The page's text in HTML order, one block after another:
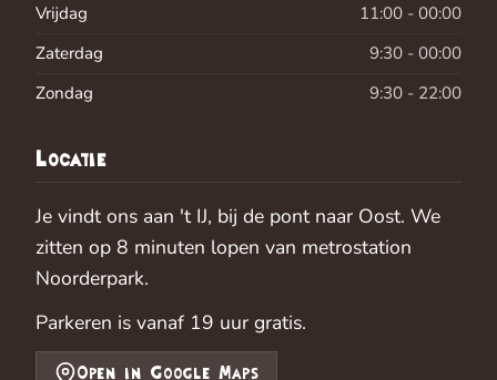
Vrijdag
11:00 - 00:00
Zaterdag
9:30 - 00:00
Zondag
9:30 - 22:00
Locatie
Je vindt ons aan 't IJ, bij de pont naar Oost. We
zitten op 8 minuten lopen van metrostation
Noorderpark.
Parkeren is vanaf 19 uur gratis.
Open in Google Maps